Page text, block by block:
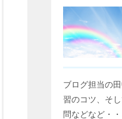
ブログ担当の
習のコツ、そ
問などなど・